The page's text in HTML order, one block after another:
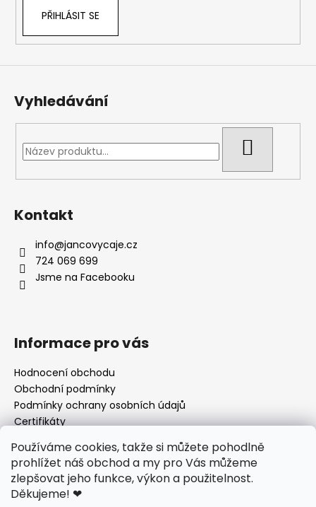
Používáme cookies, takže si můžete pohodlně
prohlížet náš obchod a my pro Vás můžeme
zlepšovat jeho funkce, výkon a použitelnost.
Děkujeme! ❤
PŘIHLÁSIT SE
Vyhledávání
Kontakt
info@jancovycaje.cz
724 069 699
Jsme na Facebooku
Informace pro vás
Hodnocení obchodu
Obchodní podmínky
Podmínky ochrany osobních údajů
Certifikáty
Odstoupení od kupní smlouvy